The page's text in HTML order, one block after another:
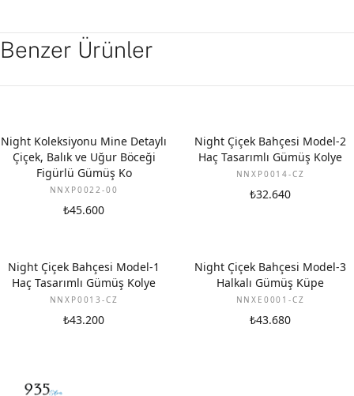
Benzer Ürünler
Night Koleksiyonu Mine Detaylı
Çiçek, Balık ve Uğur Böceği
Figürlü Gümüş Ko
NNXP0022-00
₺45.600
Night Çiçek Bahçesi Model-2
Haç Tasarımlı Gümüş Kolye
NNXP0014-CZ
₺32.640
Night Çiçek Bahçesi Model-1
Haç Tasarımlı Gümüş Kolye
NNXP0013-CZ
₺43.200
Night Çiçek Bahçesi Model-3
Halkalı Gümüş Küpe
NNXE0001-CZ
₺43.680